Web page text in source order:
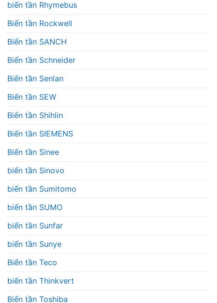
biến tần Rhymebus
Biến tần Rockwell
Biến tần SANCH
Biến tần Schneider
Biến tần Senlan
Biến tần SEW
Biến tần Shihlin
Biến tần SIEMENS
Biến tần Sinee
biến tần Sinovo
biến tần Sumitomo
biến tần SUMO
biến tần Sunfar
biến tần Sunye
Biến tần Teco
biến tần Thinkvert
Biến tần Toshiba